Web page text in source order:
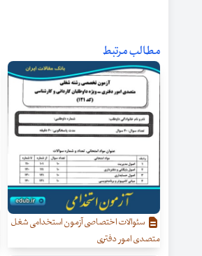
مطالب مرتبط
سئوالات اختصاصی آزمون استخدامی شغل
متصدی امور دفتری